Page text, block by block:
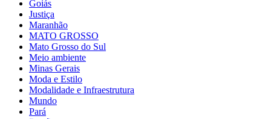
Goiás
Justiça
Maranhão
MATO GROSSO
Mato Grosso do Sul
Meio ambiente
Minas Gerais
Moda e Estilo
Modalidade e Infraestrutura
Mundo
Pará